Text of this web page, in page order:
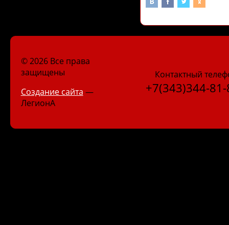
© 2026 Все права
защищены
Создание сайта —
ЛегионА
Контактный
+7(343)344-